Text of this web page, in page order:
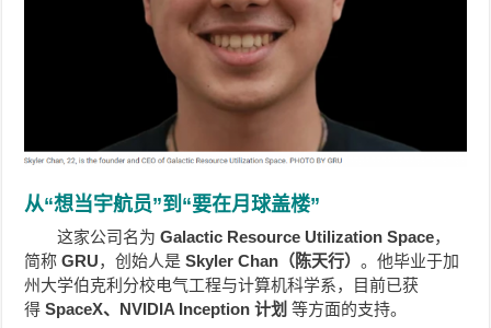
从“想当宇航员”到“要在月球盖楼”
这家公司名为Galactic Resource Utilization Space，
简称GRU，创始人是Skyler Chan（陈天行）。他毕业于加
州大学伯克利分校电气工程与计算机科学系，目前已获
得SpaceX、NVIDIA Inception 计划 等方面的支持。